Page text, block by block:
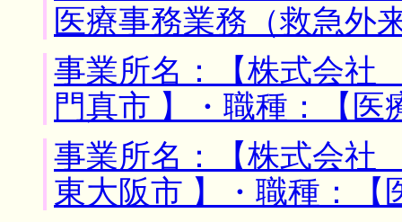
医療事務業務（救急外
事業所名：【株式会
門真市 】・職種：【
事業所名：【株式会
東大阪市 】・職種：【